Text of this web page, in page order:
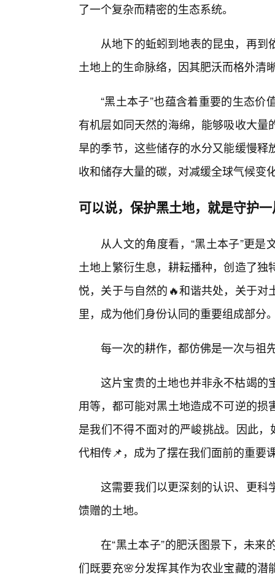
了一个复杂而精密的生态系统。
从地下的蚯蚓到地表的昆虫，再
土地上的生命脉络，因其肥沃而格外清
“黑土本子”也蕴含着重要的生态
有机层如同天然的海绵，能够吸收大
旱的季节，这些储存的水分又能缓慢
收和储存大量的碳，对减缓全球气候变
可以说，保护黑土地，就是守护
从人文的角度看，“黑土本子”更
土地上繁衍生息，耕耘播种，创造了
悦，关于与自然的🔥和谐共处，关于
里，成为他们身份认同的重要组成部分
每一次的耕作，都仿佛是一次与祖
这片宝贵的土地也并非永不枯竭的
用等，都可能对黑土地造成不可逆的
是我们不得不面对的严峻挑战。因此
代相传📌，成为了摆在我们面前的重要
这需要我们以更深刻的认识、更科
馈赠的土地。
在“黑土本子”的肥沃图景下，未
们既要充🌸分发挥其作为农业宝藏的